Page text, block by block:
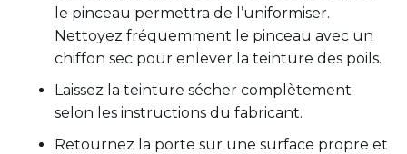
le pinceau permettra de l’uniformiser.
Nettoyez fréquemment le pinceau avec un
chiffon sec pour enlever la teinture des poils.
Laissez la teinture sécher complètement
selon les instructions du fabricant.
Retournez la porte sur une surface propre et